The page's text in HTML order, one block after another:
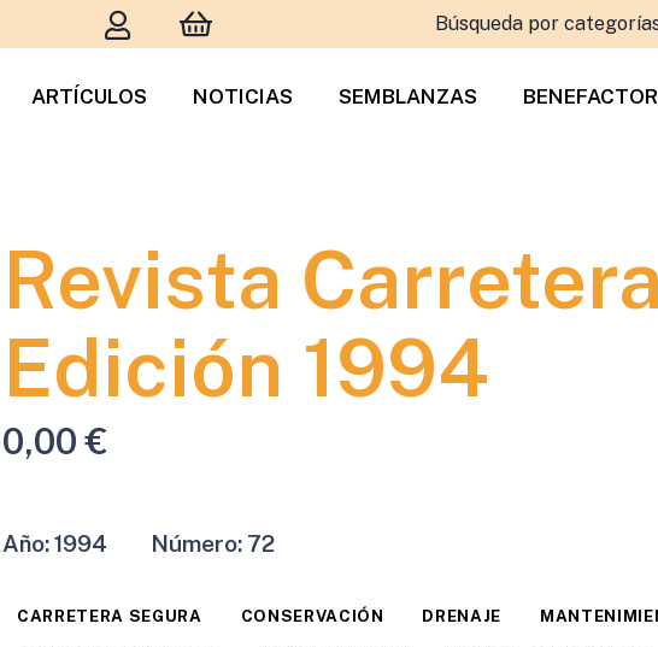
Búsqueda por
ARTÍCULOS NOTICIAS SEMBLANZAS
Revista
Edición 1994
0,00€
Año:1994 Número: 72
CARRETERA SEGURA CONSERVACIÓN DRENAJE